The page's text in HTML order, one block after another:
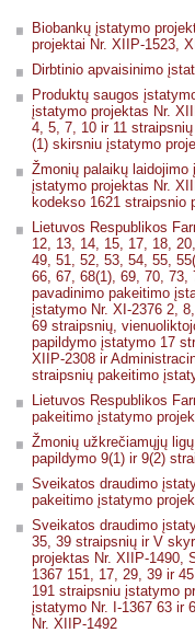
Biobankų įstatymo
projektai Nr. XIIP-1523,
Dirbtinio apvaisinimo
Produktų saugos
įstatymo projektas Nr.
4, 5, 7, 10 ir 11
(1) skirsniu įstatymo
Žmonių palaikų
įstatymo projektas Nr.
kodekso 1621 straipsnio
Lietuvos Respublikos
12, 13, 14, 15, 17, 18,
49, 51, 52, 53, 54, 55,
66, 67, 68(1), 69, 70,
pavadinimo pakeitimo
įstatymo Nr. XI-2376 2,
69 straipsnių,
papildymo įstatymo 17
XIIP-2308 ir
straipsnių pakeitimo
Lietuvos Respublikos
pakeitimo įstatymo
Žmonių užkrečiamųjų
papildymo 9(1) ir 9(2)
Sveikatos draudimo
pakeitimo įstatymo
Sveikatos draudimo
35, 39 straipsnių ir V
projektas Nr. XIIP-1490,
1367 151, 17, 29, 39 ir
191 straipsniu įstatymo
įstatymo Nr. I-1367 63 ir
Nr. XIIP-1492